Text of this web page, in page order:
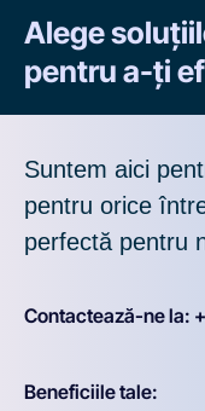
Alege
pentru a-ți
Suntem aici
pentru orice
perfectă pentru
Contactează-ne la:
Beneficiile tale: